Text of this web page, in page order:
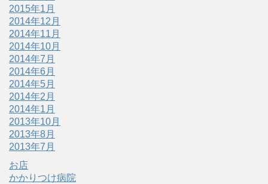
2015年1月
2014年12月
2014年11月
2014年10月
2014年7月
2014年6月
2014年5月
2014年2月
2014年1月
2013年10月
2013年8月
2013年7月
お店
かかりつけ病院